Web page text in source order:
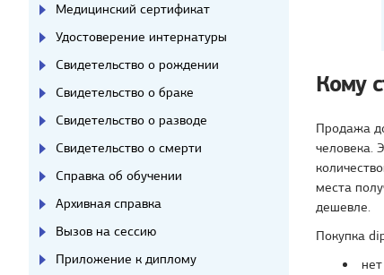
Кому
Продажа
человека.
места
дешевле.
Покупка
Медицинский сертификат
Удостоверение интернатуры
Свидетельство о рождении
Свидетельство о браке
Свидетельство о разводе
Свидетельство о смерти
Справка об обучении
Архивная справка
Вызов на сессию
Приложение к диплому